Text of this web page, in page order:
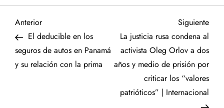
N
a
v
Entrada
anterior
Anterior
El deducible en los
seguros de autos en Panamá
y su relación con la prima
Siguiente
La justicia rusa condena al
activista Oleg Orlov a dos
años y medio de prisión por
criticar los “valores
patrióticos” | Internacional